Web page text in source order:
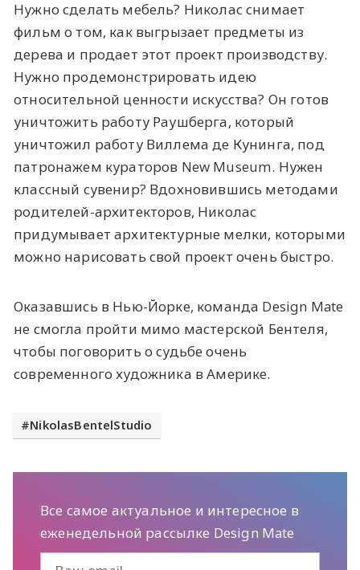
Нужно сделать мебель? Николас снимает
фильм о том, как выгрызает предметы из
дерева и продает этот проект производству.
Нужно продемонстрировать идею
относительной ценности искусства? Он готов
уничтожить работу Раушберга, который
уничтожил работу Виллема де Кунинга, под
патронажем кураторов New Museum. Нужен
классный сувенир? Вдохновившись методами
родителей-архитекторов, Николас
придумывает архитектурные мелки, которыми
можно нарисовать свой проект очень быстро.
Оказавшись в Нью-Йорке, команда Design Mate
не смогла пройти мимо мастерской Бентеля,
чтобы поговорить о судьбе очень
современного художника в Америке.
NikolasBentelStudio
Все самое актуальное и интересное в
еженедельной рассылке Design Mate